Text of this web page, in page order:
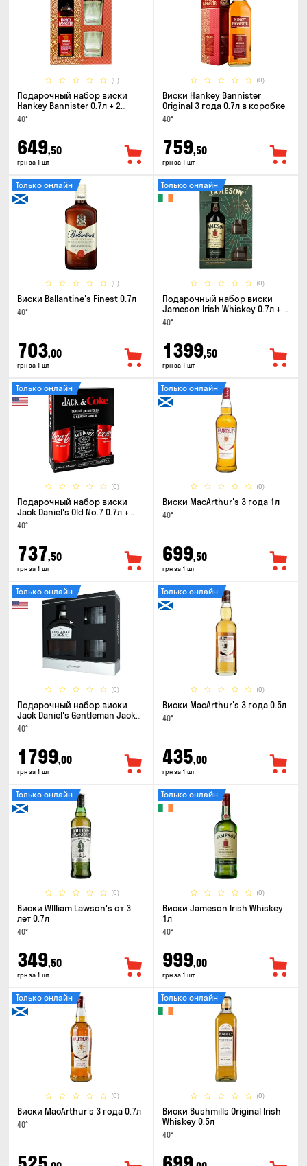
(0)
Подарочный набор виски
Hankey Bannister 0.7л + 2
стакана
40°
649,50
грн за 1 шт
(0)
Виски Hankey Bannister
Original 3 года 0.7л в коробке
40°
759,50
грн за 1 шт
(0)
Только онлайн
Виски Ballantine's Finest 0.7л
40°
703,00
грн за 1 шт
(0)
Только онлайн
Подарочный набор виски
Jameson Irish Whiskey 0.7л + 2
стакана
40°
1399,50
грн за 1 шт
(0)
Только онлайн
Подарочный набор виски
Jack Daniel's Old No.7 0.7л +
Coca-Cola 0.33л x 2шт
40°
737,50
грн за 1 шт
(0)
Только онлайн
Виски MacArthur's 3 года 1л
40°
699,50
грн за 1 шт
(0)
Только онлайн
Подарочный набор виски
Jack Daniel's Gentleman Jack
0.7л + 2 стакана
40°
1799,00
грн за 1 шт
(0)
Только онлайн
Виски MacArthur's 3 года 0.5л
40°
435,00
грн за 1 шт
(0)
Только онлайн
Виски WIlliam Lawson's от 3
лет 0.7л
40°
349,50
грн за 1 шт
(0)
Только онлайн
Виски Jameson Irish Whiskey
1л
40°
999,00
грн за 1 шт
(0)
Только онлайн
Виски MacArthur's 3 года 0.7л
40°
(0)
Только онлайн
Виски Bushmills Original Irish
Whiskey 0.5л
40°